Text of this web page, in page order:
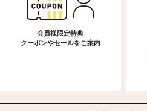
会員様限定特典
クーポンやセールをご案内